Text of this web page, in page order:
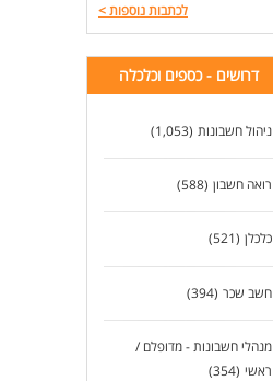
לכתבות נוספות>
דרושים - כספים וכלכלה
ניהול חשבונות (1,053)
רואה חשבון (588)
כלכלן (521)
חשב שכר (394)
מנהלי חשבונות - מדופלם /
ראשי (354)